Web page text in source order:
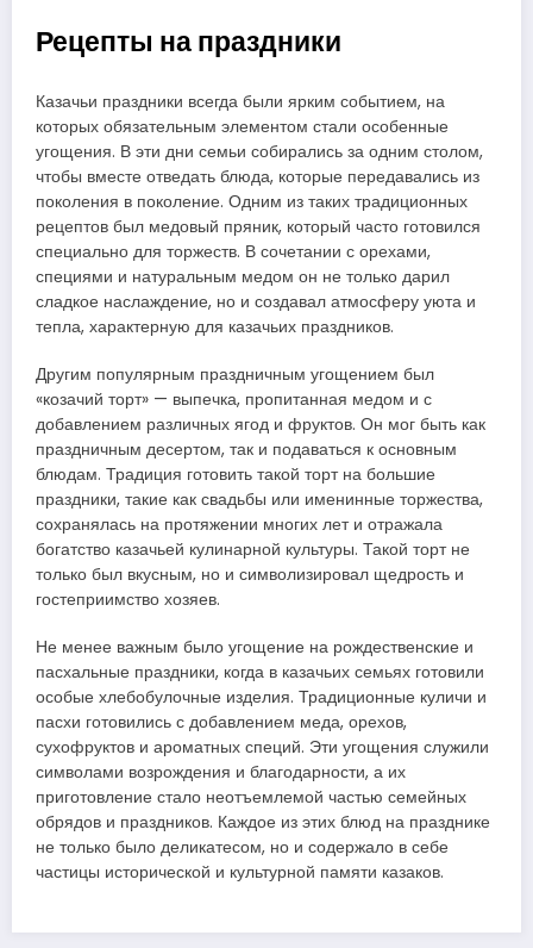
Рецепты на праздники
Казачьи праздники всегда были ярким событием, на
которых обязательным элементом стали особенные
угощения. В эти дни семьи собирались за одним столом,
чтобы вместе отведать блюда, которые передавались из
поколения в поколение. Одним из таких традиционных
рецептов был медовый пряник, который часто готовился
специально для торжеств. В сочетании с орехами,
специями и натуральным медом он не только дарил
сладкое наслаждение, но и создавал атмосферу уюта и
тепла, характерную для казачьих праздников.
Другим популярным праздничным угощением был
«козачий торт» — выпечка, пропитанная медом и с
добавлением различных ягод и фруктов. Он мог быть как
праздничным десертом, так и подаваться к основным
блюдам. Традиция готовить такой торт на большие
праздники, такие как свадьбы или именинные торжества,
сохранялась на протяжении многих лет и отражала
богатство казачьей кулинарной культуры. Такой торт не
только был вкусным, но и символизировал щедрость и
гостеприимство хозяев.
Не менее важным было угощение на рождественские и
пасхальные праздники, когда в казачьих семьях готовили
особые хлебобулочные изделия. Традиционные куличи и
пасхи готовились с добавлением меда, орехов,
сухофруктов и ароматных специй. Эти угощения служили
символами возрождения и благодарности, а их
приготовление стало неотъемлемой частью семейных
обрядов и праздников. Каждое из этих блюд на празднике
не только было деликатесом, но и содержало в себе
частицы исторической и культурной памяти казаков.